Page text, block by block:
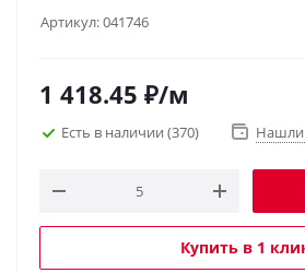
Артикул:041746
1 418.45 ₽/м
Есть в наличии (370) Нашли
Купить в 1